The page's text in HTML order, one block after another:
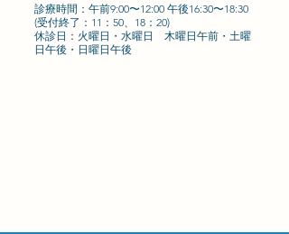
診療時間：午前9:00〜12:00 午後16:30〜18:30
(受付終了：11：50、18：20)
​休診日：火曜日・水曜日 木曜日午前・土曜
日午後・日曜日午後